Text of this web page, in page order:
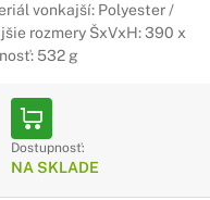
vonkajší: Polyester /
rozmery ŠxVxH: 390 x
532 g
Dostupnosť:
NA SKLADE